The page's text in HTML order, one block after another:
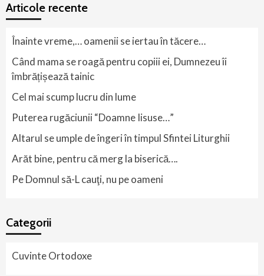
Articole recente
Înainte vreme,… oamenii se iertau în tăcere…
Când mama se roagă pentru copiii ei, Dumnezeu îi
îmbrățișează tainic
Cel mai scump lucru din lume
Puterea rugăciunii “Doamne Iisuse…”
Altarul se umple de îngeri în timpul Sfintei Liturghii
Arăt bine, pentru că merg la biserică….
Pe Domnul să-L cauţi, nu pe oameni
Categorii
Cuvinte Ortodoxe